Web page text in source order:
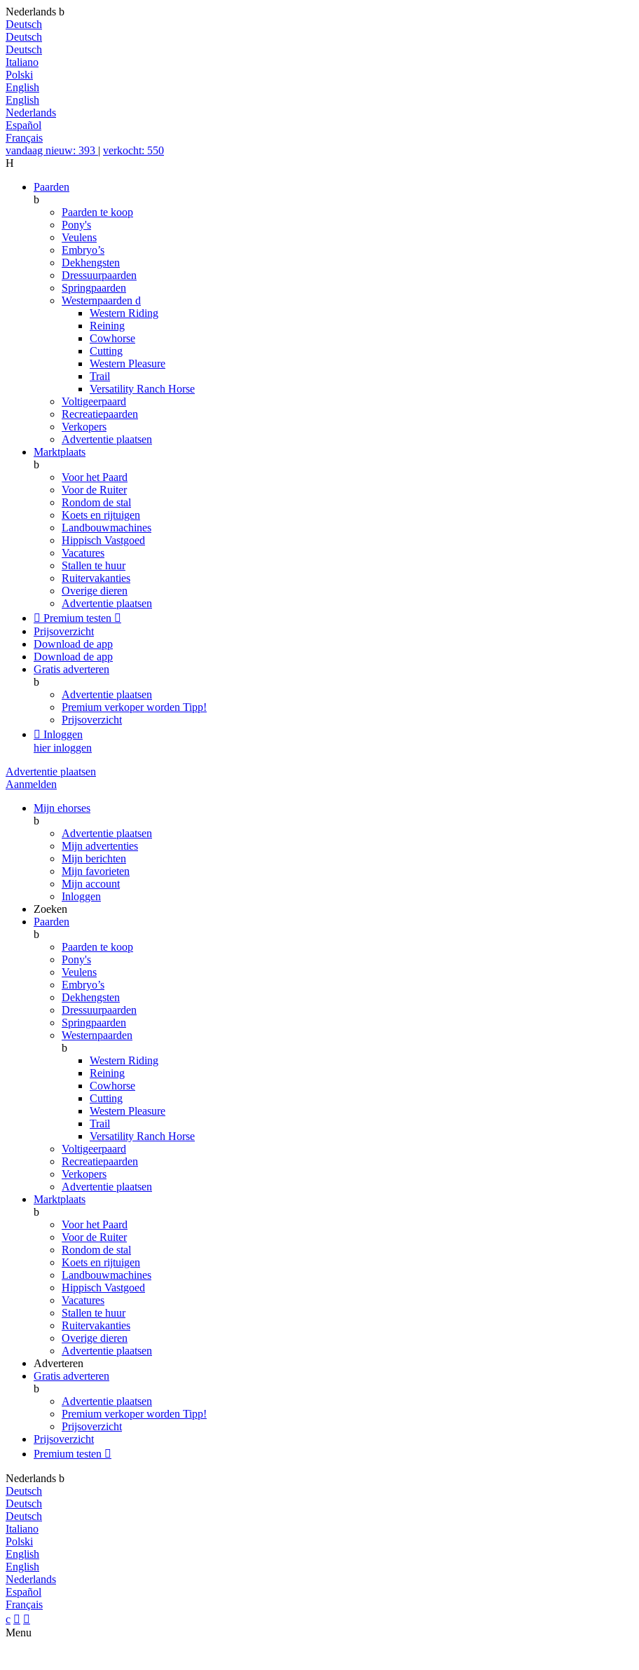
Nederlands b
Deutsch
Deutsch
Deutsch
Italiano
Polski
English
English
Nederlands
Español
Français
vandaag nieuw: 393 | verkocht: 550
H
Paarden
b
Paarden te koop
Pony's
Veulens
Embryo’s
Dekhengsten
Dressuurpaarden
Springpaarden
Westernpaarden d
Western Riding
Reining
Cowhorse
Cutting
Western Pleasure
Trail
Versatility Ranch Horse
Voltigeerpaard
Recreatiepaarden
Verkopers
Advertentie plaatsen
Marktplaats
b
Voor het Paard
Voor de Ruiter
Rondom de stal
Koets en rijtuigen
Landbouwmachines
Hippisch Vastgoed
Vacatures
Stallen te huur
Ruitervakanties
Overige dieren
Advertentie plaatsen
 Premium testen 
Prijsoverzicht
Download de app
Download de app
Gratis adverteren
b
Advertentie plaatsen
Premium verkoper worden Tipp!
Prijsoverzicht
 Inloggen
hier inloggen
Advertentie plaatsen
Aanmelden
Mijn ehorses
b
Advertentie plaatsen
Mijn advertenties
Mijn berichten
Mijn favorieten
Mijn account
Inloggen
Zoeken
Paarden
b
Paarden te koop
Pony's
Veulens
Embryo’s
Dekhengsten
Dressuurpaarden
Springpaarden
Westernpaarden
b
Western Riding
Reining
Cowhorse
Cutting
Western Pleasure
Trail
Versatility Ranch Horse
Voltigeerpaard
Recreatiepaarden
Verkopers
Advertentie plaatsen
Marktplaats
b
Voor het Paard
Voor de Ruiter
Rondom de stal
Koets en rijtuigen
Landbouwmachines
Hippisch Vastgoed
Vacatures
Stallen te huur
Ruitervakanties
Overige dieren
Advertentie plaatsen
Adverteren
Gratis adverteren
b
Advertentie plaatsen
Premium verkoper worden Tipp!
Prijsoverzicht
Prijsoverzicht
Premium testen 
Nederlands b
Deutsch
Deutsch
Deutsch
Italiano
Polski
English
English
Nederlands
Español
Français
c  
Menu